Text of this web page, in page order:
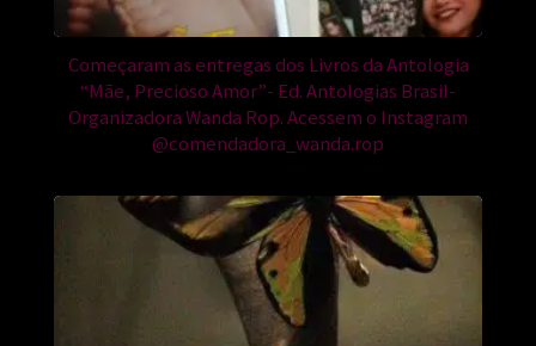
Começaram as entregas dos Livros da Antologia
“Mãe, Precioso Amor”- Ed. Antologias Brasil-
Organizadora Wanda Rop. Acessem o Instagram
@comendadora_wanda.rop